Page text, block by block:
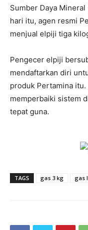
Sumber Daya
hari itu, agen resmi
menjual elpiji tiga
Pengecer elpiji
mendaftarkan diri
produk Pertamina
memperbaiki sistem
tepat guna.
TAGS gas 3 kg gas